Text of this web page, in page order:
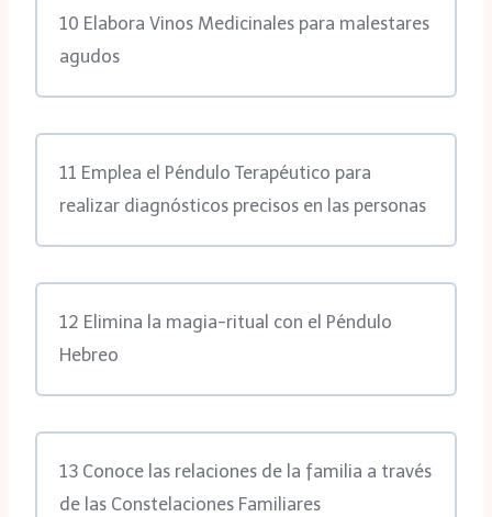
10 Elabora Vinos Medicinales para malestares
agudos
11 Emplea el Péndulo Terapéutico para
realizar diagnósticos precisos en las personas
12 Elimina la magia-ritual con el Péndulo
Hebreo
13 Conoce las relaciones de la familia a través
de las Constelaciones Familiares